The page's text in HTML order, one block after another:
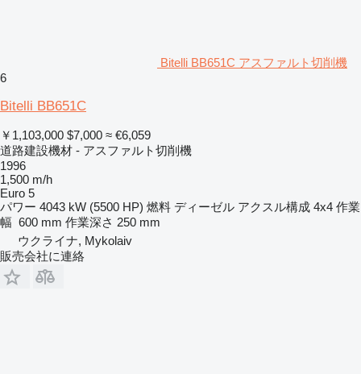
Bitelli BB651C アスファルト切削機
6
Bitelli BB651C
￥1,103,000 $7,000 ≈ €6,059
道路建設機材 - アスファルト切削機
1996
1,500 m/h
Euro 5
パワー 4043 kW (5500 HP) 燃料 ディーゼル アクスル構成 4x4 作業
幅 600 mm 作業深さ 250 mm
ウクライナ, Mykolaiv
販売会社に連絡